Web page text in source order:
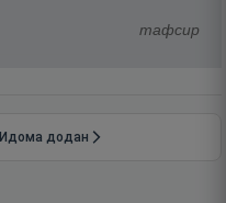
тафсир
Идома додан